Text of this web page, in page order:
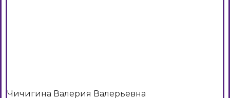
Чичигина Валерия Валерьевна